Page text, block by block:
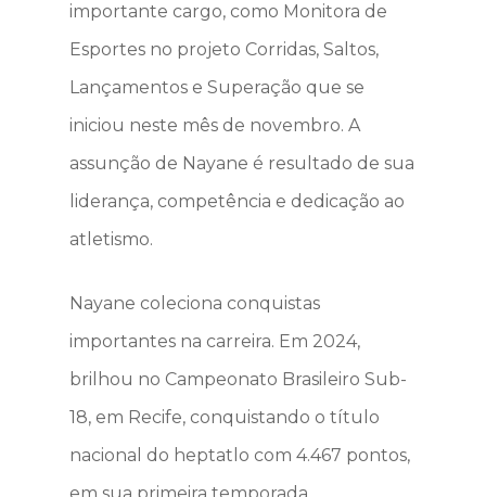
importante cargo, como Monitora de
Esportes no projeto Corridas, Saltos,
Lançamentos e Superação que se
iniciou neste mês de novembro. A
assunção de Nayane é resultado de sua
liderança, competência e dedicação ao
atletismo.
Nayane coleciona conquistas
importantes na carreira. Em 2024,
brilhou no Campeonato Brasileiro Sub-
18, em Recife, conquistando o título
nacional do heptatlo com 4.467 pontos,